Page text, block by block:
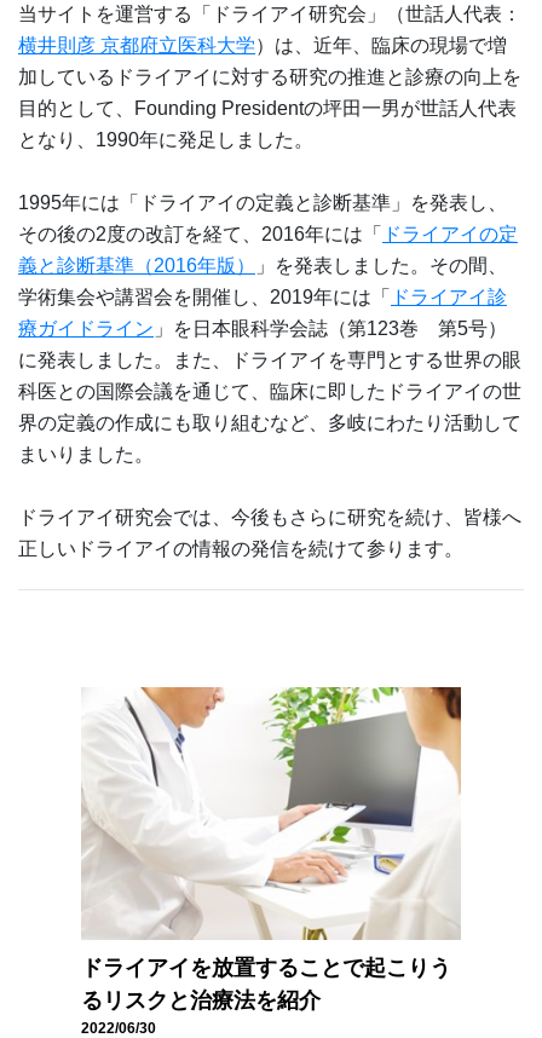
当サイトを運営する「ドライアイ研究会」（世話人代表：
横井則彦 京都府立医科大学）は、近年、臨床の現場で増
加しているドライアイに対する研究の推進と診療の向上を
目的として、Founding Presidentの坪田一男が世話人代表
となり、1990年に発足しました。
1995年には「ドライアイの定義と診断基準」を発表し、
その後の2度の改訂を経て、2016年には「
ドライアイの定
義と診断基準（2016年版）
」を発表しました。その間、
学術集会や講習会を開催し、2019年には「
ドライアイ診
療ガイドライン 」を日本眼科学会誌（第123巻 第5号）
に発表しました。また、ドライアイを専門とする世界の眼
科医との国際会議を通じて、臨床に即したドライアイの世
界の定義の作成にも取り組むなど、多岐にわたり活動して
まいりました。
ドライアイ研究会では、今後もさらに研究を続け、皆様へ
正しいドライアイの情報の発信を続けて参ります。
ドライアイを放置することで起こりう
るリスクと治療法を紹介
2022/06/30